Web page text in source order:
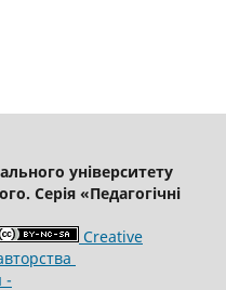
університету
Серія «Педагогічні
Creative
-